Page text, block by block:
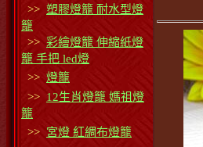
>> 塑膠燈籠 耐水型燈
籠
>> 彩繪燈籠 伸縮紙燈
籠 手把 led燈
>> 燈籠
>> 12生肖燈籠 媽祖燈
籠
>> 宮燈 紅綢布燈籠